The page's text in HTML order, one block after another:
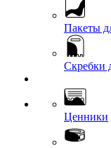
Пакеты
Скребки
Ценники